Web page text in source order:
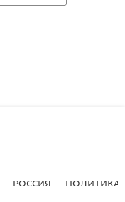
РОССИЯ ПОЛИТИКА